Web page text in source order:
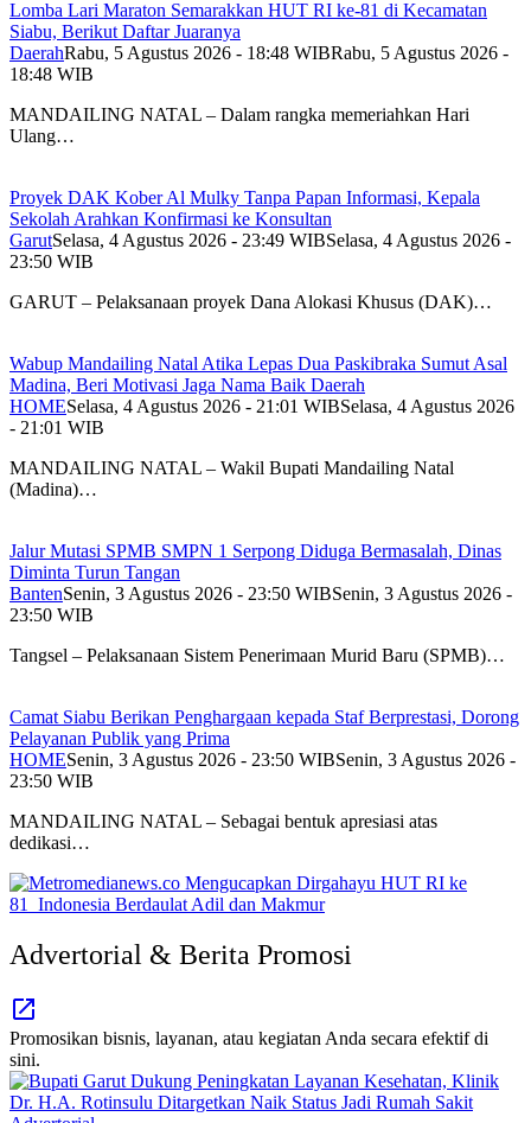
Lomba Lari Maraton Semarakkan HUT RI ke-81 di Kecamatan
Siabu, Berikut Daftar Juaranya
DaerahRabu, 5 Agustus 2026 - 18:48 WIBRabu, 5 Agustus 2026 -
18:48 WIB
MANDAILING NATAL – Dalam rangka memeriahkan Hari
Ulang…
Proyek DAK Kober Al Mulky Tanpa Papan Informasi, Kepala
Sekolah Arahkan Konfirmasi ke Konsultan
GarutSelasa, 4 Agustus 2026 - 23:49 WIBSelasa, 4 Agustus 2026 -
23:50 WIB
GARUT – Pelaksanaan proyek Dana Alokasi Khusus (DAK)…
Wabup Mandailing Natal Atika Lepas Dua Paskibraka Sumut Asal
Madina, Beri Motivasi Jaga Nama Baik Daerah
HOMESelasa, 4 Agustus 2026 - 21:01 WIBSelasa, 4 Agustus 2026
- 21:01 WIB
MANDAILING NATAL – Wakil Bupati Mandailing Natal
(Madina)…
Jalur Mutasi SPMB SMPN 1 Serpong Diduga Bermasalah, Dinas
Diminta Turun Tangan
BantenSenin, 3 Agustus 2026 - 23:50 WIBSenin, 3 Agustus 2026 -
23:50 WIB
Tangsel – Pelaksanaan Sistem Penerimaan Murid Baru (SPMB)…
Camat Siabu Berikan Penghargaan kepada Staf Berprestasi, Dorong
Pelayanan Publik yang Prima
HOMESenin, 3 Agustus 2026 - 23:50 WIBSenin, 3 Agustus 2026 -
23:50 WIB
MANDAILING NATAL – Sebagai bentuk apresiasi atas
dedikasi…
Advertorial & Berita Promosi
Promosikan bisnis, layanan, atau kegiatan Anda secara efektif di
sini.